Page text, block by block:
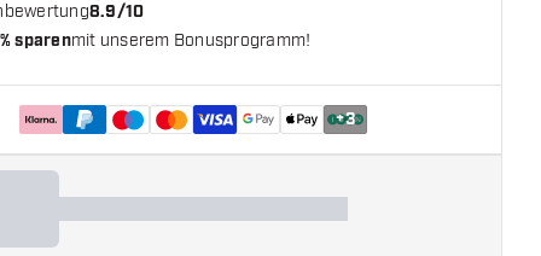
8.9/10
sparenmit unserem Bonusprogramm!
+3